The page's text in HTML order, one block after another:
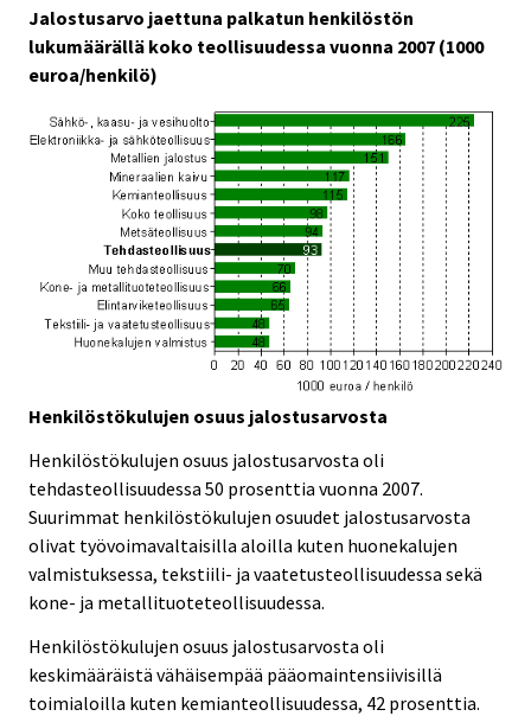
Jalostusarvo jaettuna palkatun henkilöstön
lukumäärällä koko teollisuudessa vuonna 2007 (1000
euroa/henkilö)
Henkilöstökulujen osuus jalostusarvosta
Henkilöstökulujen osuus jalostusarvosta oli
tehdasteollisuudessa 50 prosenttia vuonna 2007.
Suurimmat henkilöstökulujen osuudet jalostusarvosta
olivat työvoimavaltaisilla aloilla kuten huonekalujen
valmistuksessa, tekstiili- ja vaatetusteollisuudessa sekä
kone- ja metallituoteteollisuudessa.
Henkilöstökulujen osuus jalostusarvosta oli
keskimääräistä vähäisempää pääomaintensiivisillä
toimialoilla kuten kemianteollisuudessa, 42 prosenttia.